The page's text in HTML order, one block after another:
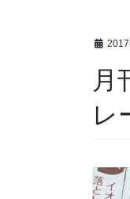
2017
月
レ